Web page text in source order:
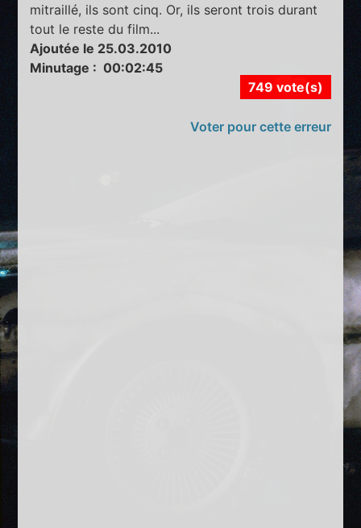
mitraillé, ils sont cinq. Or, ils seront trois durant
tout le reste du film...
Ajoutée le 25.03.2010
Minutage : 00:02:45
749 vote(s)
Voter pour cette erreur